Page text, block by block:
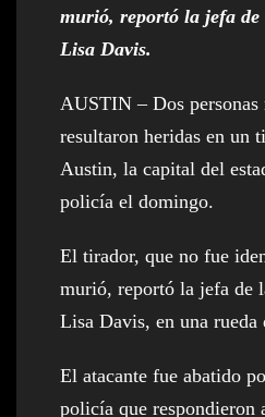
murió, reportó la jefa
Lisa Davis.
AUSTIN – Dos
resultaron heridas en un
Austin, la capital del
policía el domingo.
El tirador, que no fue
murió, reportó la jefa de
Lisa Davis, en una rueda
El atacante fue abatido
policía que